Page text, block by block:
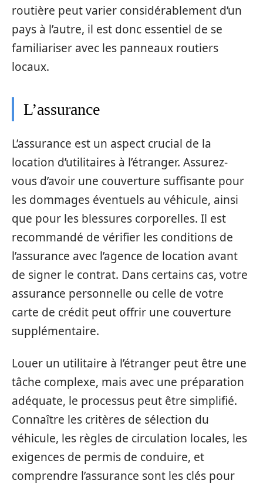
routière peut varier considérablement d’un
pays à l’autre, il est donc essentiel de se
familiariser avec les panneaux routiers
locaux.
L’assurance
L’assurance est un aspect crucial de la
location d’utilitaires à l’étranger. Assurez-
vous d’avoir une couverture suffisante pour
les dommages éventuels au véhicule, ainsi
que pour les blessures corporelles. Il est
recommandé de vérifier les conditions de
l’assurance avec l’agence de location avant
de signer le contrat. Dans certains cas, votre
assurance personnelle ou celle de votre
carte de crédit peut offrir une couverture
supplémentaire.
Louer un utilitaire à l’étranger peut être une
tâche complexe, mais avec une préparation
adéquate, le processus peut être simplifié.
Connaître les critères de sélection du
véhicule, les règles de circulation locales, les
exigences de permis de conduire, et
comprendre l’assurance sont les clés pour